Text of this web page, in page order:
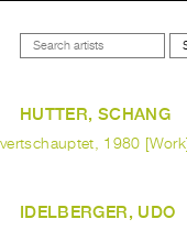
HUTTER, SCHANG
vertschauptet, 1980 [Work]
IDELBERGER, UDO